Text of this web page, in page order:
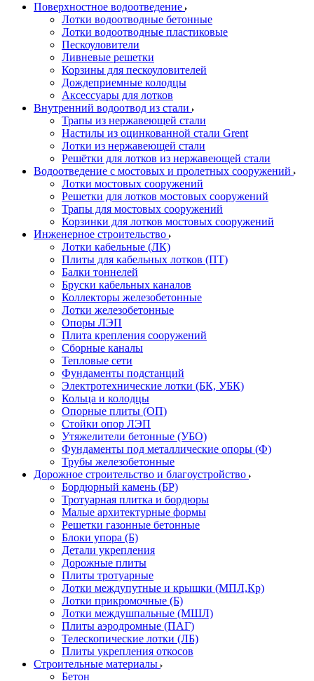
Поверхностное водоотведение
Лотки водоотводные бетонные
Лотки водоотводные пластиковые
Пескоуловители
Ливневые решетки
Корзины для пескоуловителей
Дождеприемные колодцы
Аксессуары для лотков
Внутренний водоотвод из стали
Трапы из нержавеющей стали
Настилы из оцинкованной стали Grent
Лотки из нержавеющей стали
Решётки для лотков из нержавеющей стали
Водоотведение с мостовых и пролетных сооружений
Лотки мостовых сооружений
Решетки для лотков мостовых сооружений
Трапы для мостовых сооружений
Корзинки для лотков мостовых сооружений
Инженерное строительство
Лотки кабельные (ЛК)
Плиты для кабельных лотков (ПТ)
Балки тоннелей
Бруски кабельных каналов
Коллекторы железобетонные
Лотки железобетонные
Опоры ЛЭП
Плита крепления сооружений
Сборные каналы
Тепловые сети
Фундаменты подстанций
Электротехнические лотки (БК, УБК)
Кольца и колодцы
Опорные плиты (ОП)
Стойки опор ЛЭП
Утяжелители бетонные (УБО)
Фундаменты под металлические опоры (Ф)
Трубы железобетонные
Дорожное строительство и благоустройство
Бордюрный камень (БР)
Тротуарная плитка и бордюры
Малые архитектурные формы
Решетки газонные бетонные
Блоки упора (Б)
Детали укрепления
Дорожные плиты
Плиты тротуарные
Лотки междупутные и крышки (МПЛ,Кр)
Лотки прикромочные (Б)
Лотки междушпальные (МШЛ)
Плиты аэродромные (ПАГ)
Телескопические лотки (ЛБ)
Плиты укрепления откосов
Строительные материалы
Бетон